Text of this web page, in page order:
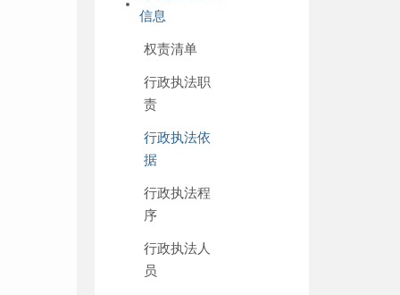
信息
权责清单
行政执法职
责
行政执法依
据
行政执法程
序
行政执法人
员